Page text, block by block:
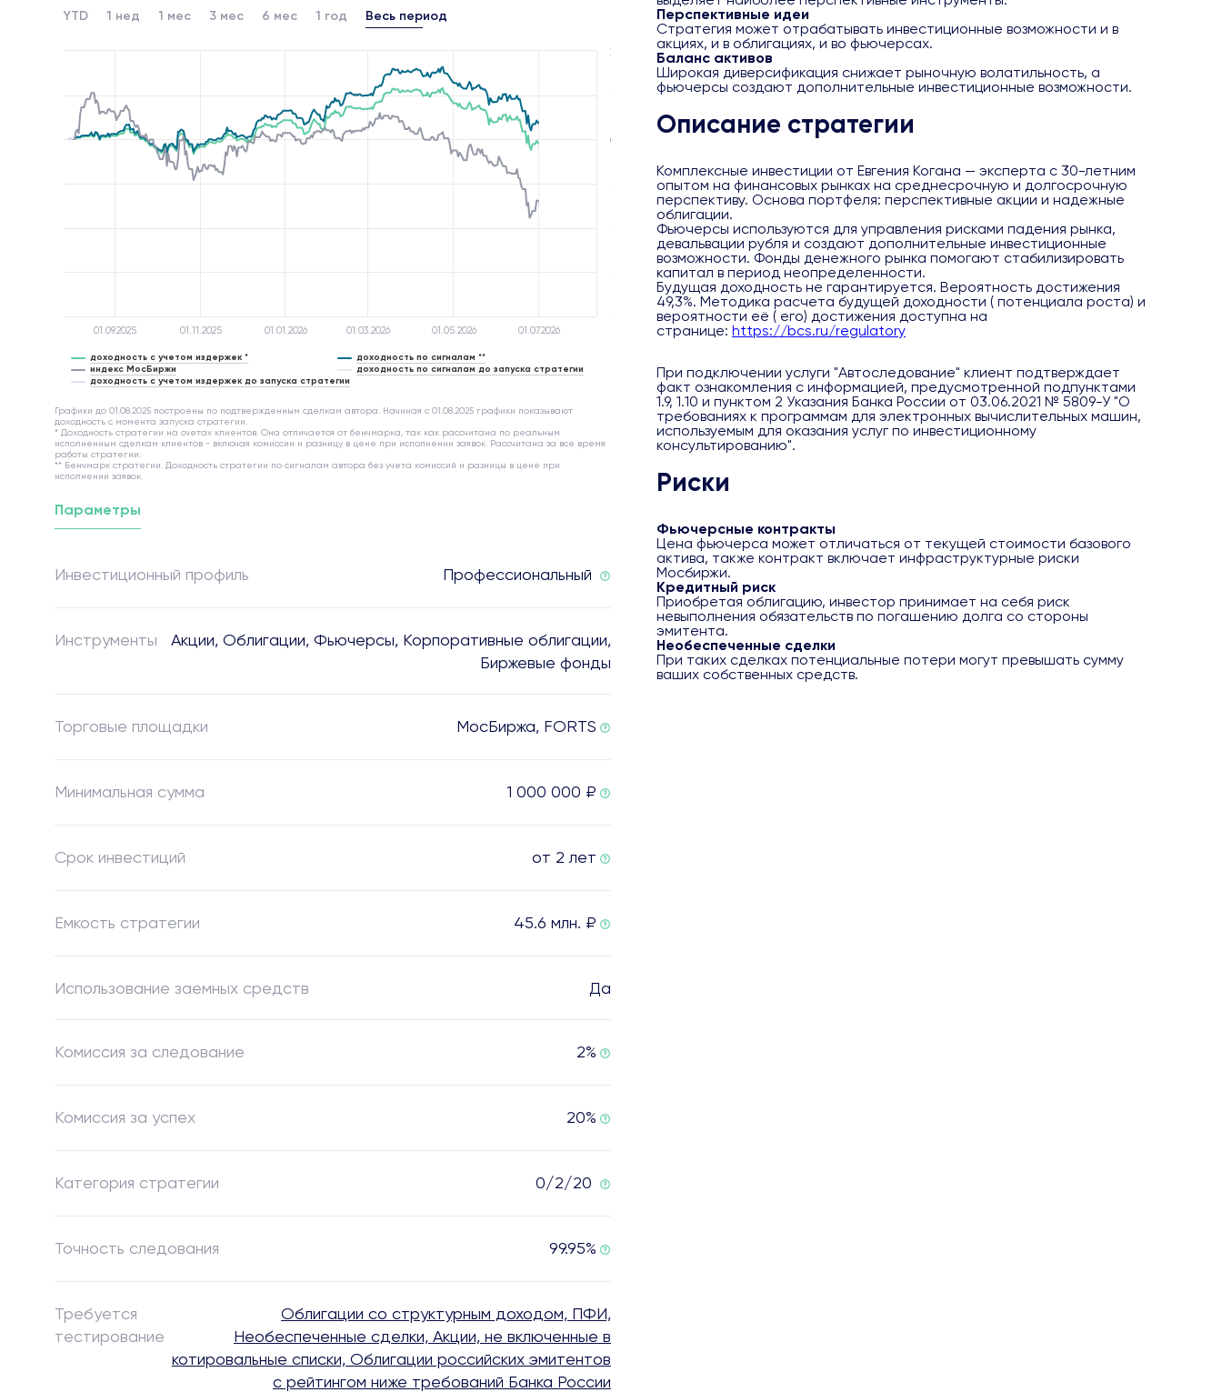
YTD 1 нед 1 мес 3 мес 6 мес 1 год Весь период
01.09.2025 01.11.2025 01.01.2026 01.03.2026 01.05.2026 01.07.2026
0
10
20
доходность с учетом издержек *
доходность по сигналам **
индекс МосБиржи
доходность по сигналам до запуска стратегии
доходность с учетом издержек до запуска стратегии
Графики до 01.08.2025 построены по подтвержденным сделкам автора. Начиная с 01.08.2025 графики показывают
доходность с момента запуска стратегии.
* Доходность стратегии на счетах клиентов. Она отличается от бенчмарка, так как рассчитана по реальным
исполненным сделкам клиентов - включая комиссии и разницу в цене при исполнении заявок. Рассчитана за все время
работы стратегии.
** Бенчмарк стратегии. Доходность стратегии по сигналам автора без учета комиссий и разницы в цене при
исполнении заявок.
Параметры
Инвестиционный профиль Профессиональный
Инструменты
Акции, Облигации, Фьючерсы, Корпоративные облигации,
Биржевые фонды
Торговые площадки МосБиржа, FORTS
Минимальная сумма 1 000 000 ₽
Срок инвестиций от 2 лет
Емкость стратегии 45.6 млн. ₽
Использование заемных средств Да
Комиссия за следование 2%
Комиссия за успех 20%
Категория стратегии 0/2/20
Точность следования 99.95%
Требуется
тестирование
Облигации со структурным доходом, ПФИ,
Необеспеченные сделки, Акции, не включенные в
котировальные списки, Облигации российских эмитентов
с рейтингом ниже требований Банка России
Перспективные идеи
Стратегия может отрабатывать инвестиционные возможности и в
акциях, и в облигациях, и во фьючерсах.
Баланс активов
Широкая диверсификация снижает рыночную волатильность, а
фьючерсы создают дополнительные инвестиционные возможности.
Описание стратегии
Комплексные инвестиции от Евгения Когана — эксперта с 30-летним
опытом на финансовых рынках на среднесрочную и долгосрочную
перспективу. Основа портфеля: перспективные акции и надежные
облигации.
Фьючерсы используются для управления рисками падения рынка,
девальвации рубля и создают дополнительные инвестиционные
возможности. Фонды денежного рынка помогают стабилизировать
капитал в период неопределенности.
Будущая доходность не гарантируется. Вероятность достижения
49,3%. Методика расчета будущей доходности ( потенциала роста) и
вероятности её ( его) достижения доступна на
странице: https://bcs.ru/regulatory
При подключении услуги "Автоследование" клиент подтверждает
факт ознакомления с информацией, предусмотренной подпунктами
1.9, 1.10 и пунктом 2 Указания Банка России от 03.06.2021 № 5809-У "О
требованиях к программам для электронных вычислительных машин,
используемым для оказания услуг по инвестиционному
консультированию".
Риски
Фьючерсные контракты
Цена фьючерса может отличаться от текущей стоимости базового
актива, также контракт включает инфраструктурные риски
Мосбиржи.
Кредитный риск
Приобретая облигацию, инвестор принимает на себя риск
невыполнения обязательств по погашению долга со стороны
эмитента.
Необеспеченные сделки
При таких сделках потенциальные потери могут превышать сумму
ваших собственных средств.